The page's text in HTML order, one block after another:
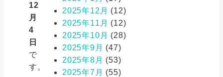
12
月
4
日
で
す。
2025年12月 (12)
2025年11月 (12)
2025年10月 (28)
2025年9月 (47)
2025年8月 (53)
2025年7月 (55)